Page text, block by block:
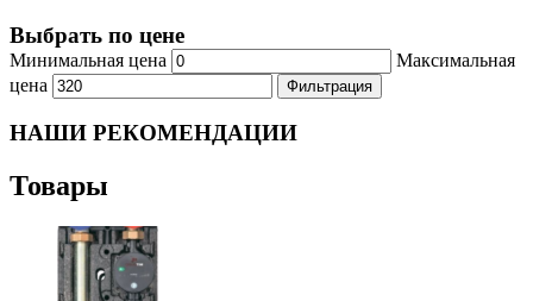
Выбрать по цене
Минимальная цена
Максимальная
цена
Фильтрация
НАШИ РЕКОМЕНДАЦИИ
Товары